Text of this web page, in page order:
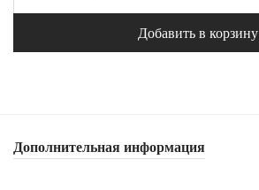
Добавить в корзину
Дополнительная информация